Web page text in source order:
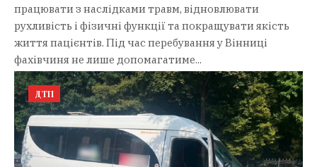
працювати з наслідками травм, відновлювати
рухливість і фізичні функції та покращувати якість
життя пацієнтів. Під час перебування у Вінниці
фахівчиня не лише допомагатиме...
ДТП